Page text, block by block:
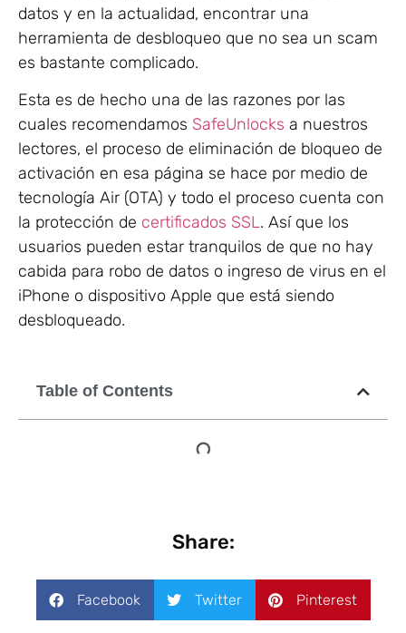
datos y en la actualidad, encontrar una
herramienta de desbloqueo que no sea un scam
es bastante complicado.
Esta es de hecho una de las razones por las
cuales recomendamos SafeUnlocks a nuestros
lectores, el proceso de eliminación de bloqueo de
activación en esa página se hace por medio de
tecnología Air (OTA) y todo el proceso cuenta con
la protección de certificados SSL. Así que los
usuarios pueden estar tranquilos de que no hay
cabida para robo de datos o ingreso de virus en el
iPhone o dispositivo Apple que está siendo
desbloqueado.
Table of Contents
Share:
Facebook Twitter Pinterest